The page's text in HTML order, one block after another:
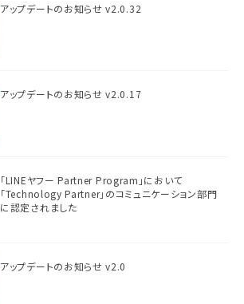
アップデートのお知らせ v2.0.32
アップデートのお知らせ v2.0.17
「LINEヤフー Partner Program」において
「Technology Partner」のコミュニケーション部門
に認定されました
アップデートのお知らせ v2.0